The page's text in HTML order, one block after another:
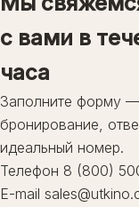
Гастрономия
Банный
Локации
8 (800) 500-10-60
Ростовская
х. Лиманский, ул.
с вами в
часа
Заполните форму
бронирование,
идеальный номер.
Телефон 8 (800)
E-mail